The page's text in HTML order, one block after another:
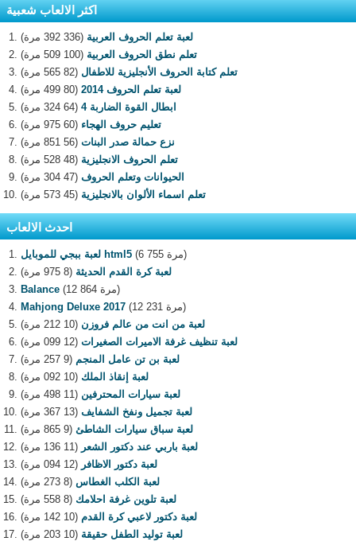
اكثر الالعاب شعبية
لعبة تعلم الحروف العربية (336 392 مرة)
تعلم نطق الحروف العربية (100 509 مرة)
تعلم كتابة الحروف الأنجليزية للاطفال (82 565 مرة)
لعبة تعلم الحروف 2014
(80 499 مرة)
ابطال القوة الضاربة 4
(64 324 مرة)
تعليم حروف الهجاء (60 975 مرة)
نزع حمالة صدر البنات (56 851 مرة)
تعلم الحروف الانجليزية (48 528 مرة)
الحيوانات وتعلم الحروف (47 304 مرة)
تعلم اسماء الألوان بالانجليزية (45 573 مرة)
احدث الالعاب
لعبة ببجي للموبايل html5
(6 755 مرة)
لعبة كرة القدم الحديثة (8 975 مرة)
Balance
(12 864 مرة)
Mahjong Deluxe 2017
(12 231 مرة)
لعبة من انت من عالم فروزن (10 212 مرة)
لعبة تنظيف غرفة الاميرات الصغيرات (12 099 مرة)
لعبة بن تن عامل المنجم (9 257 مرة)
لعبة إنقاذ الملك (10 092 مرة)
لعبة سيارات المحترفين (11 498 مرة)
لعبة تجميل ونفخ الشفايف (13 367 مرة)
لعبة سباق سيارات الشاطئ (9 865 مرة)
لعبة باربي عند دكتور الشعر (11 136 مرة)
لعبة دكتور الاظافر (12 094 مرة)
لعبة الكلب الغطاس (8 273 مرة)
لعبة تلوين غرفة احلامك (8 558 مرة)
لعبة دكتور لاعبي كرة القدم (10 142 مرة)
لعبة توليد الطفل حقيقة (10 203 مرة)